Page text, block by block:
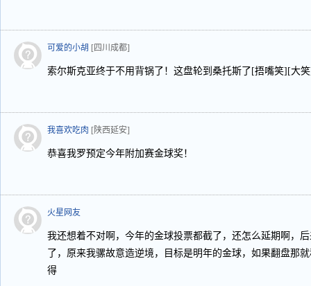
可爱的小胡 [四川成都]
索尔斯克亚终于不用背锅了！这盘轮到桑托斯了[捂嘴笑][大
我喜欢吃肉 [陕西延安]
恭喜我罗预定今年附加赛金球奖！
火星网友
我还想着不对啊，今年的金球投票都截了，还怎么延期啊，
了，原来我骡故意造逆境，目标是明年的金球，如果翻盘那
得